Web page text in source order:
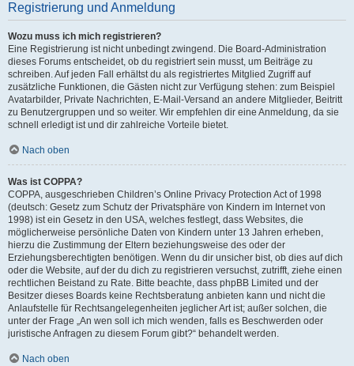
Registrierung und Anmeldung
Wozu muss ich mich registrieren?
Eine Registrierung ist nicht unbedingt zwingend. Die Board-Administration
dieses Forums entscheidet, ob du registriert sein musst, um Beiträge zu
schreiben. Auf jeden Fall erhältst du als registriertes Mitglied Zugriff auf
zusätzliche Funktionen, die Gästen nicht zur Verfügung stehen: zum Beispiel
Avatarbilder, Private Nachrichten, E-Mail-Versand an andere Mitglieder, Beitritt
zu Benutzergruppen und so weiter. Wir empfehlen dir eine Anmeldung, da sie
schnell erledigt ist und dir zahlreiche Vorteile bietet.
Nach oben
Was ist COPPA?
COPPA, ausgeschrieben Children’s Online Privacy Protection Act of 1998
(deutsch: Gesetz zum Schutz der Privatsphäre von Kindern im Internet von
1998) ist ein Gesetz in den USA, welches festlegt, dass Websites, die
möglicherweise persönliche Daten von Kindern unter 13 Jahren erheben,
hierzu die Zustimmung der Eltern beziehungsweise des oder der
Erziehungsberechtigten benötigen. Wenn du dir unsicher bist, ob dies auf dich
oder die Website, auf der du dich zu registrieren versuchst, zutrifft, ziehe einen
rechtlichen Beistand zu Rate. Bitte beachte, dass phpBB Limited und der
Besitzer dieses Boards keine Rechtsberatung anbieten kann und nicht die
Anlaufstelle für Rechtsangelegenheiten jeglicher Art ist; außer solchen, die
unter der Frage „An wen soll ich mich wenden, falls es Beschwerden oder
juristische Anfragen zu diesem Forum gibt?“ behandelt werden.
Nach oben